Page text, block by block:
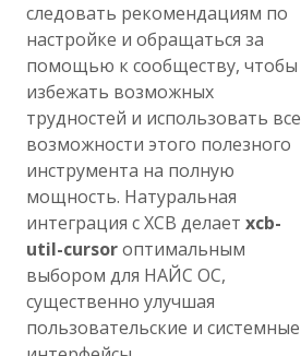
следовать рекомендациям по
настройке и обращаться за
помощью к сообществу, чтобы
избежать возможных
трудностей и использовать все
возможности этого полезного
инструмента на полную
мощность. Натуральная
интеграция с XCB делает xcb-
util-cursorоптимальным
выбором для НАЙС ОС,
существенно улучшая
пользовательские и системные